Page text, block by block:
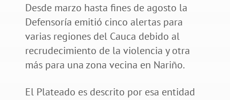
Desde marzo hasta fines de agosto la
Defensoría emitió cinco alertas para
varias regiones del Cauca debido al
recrudecimiento de la violencia y otra
más para una zona vecina en Nariño.
El Plateado es descrito por esa entidad